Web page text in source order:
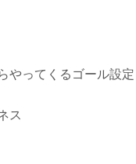
やってくるゴール設定
ス